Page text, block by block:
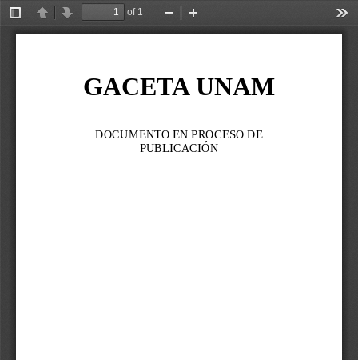
Toggle
Sidebar
PreviousNext
of 1
Zoom
Out
In
GACETA UNAM
DOCUMENTO EN PROCESO DE
PUBLICACIÓN